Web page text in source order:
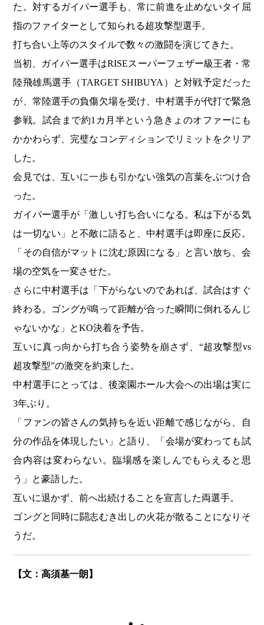
た。対するガイパー選手も、常に前進を止めないタイ屈
指のファイターとして知られる超攻撃型選手。
打ち合い上等のスタイルで数々の激闘を演じてきた。
当初、ガイパー選手はRISEスーパーフェザー級王者・常
陸飛雄馬選手（TARGET SHIBUYA）と対戦予定だった
が、常陸選手の負傷欠場を受け、中村選手が代打で緊急
参戦。試合まで約1カ月半という急きょのオファーにも
かかわらず、完璧なコンディションでリミットをクリア
した。
会見では、互いに一歩も引かない強気の言葉をぶつけ合
った。
ガイパー選手が「激しい打ち合いになる。私は下がる気
は一切ない」と不敵に語ると、中村選手は即座に反応。
「その自信がマットに沈む原因になる」と言い放ち、会
場の空気を一変させた。
さらに中村選手は「下がらないのであれば、試合はすぐ
終わる。ゴングが鳴って距離が合った瞬間に倒れるんじ
ゃないかな」とKO決着を予告。
互いに真っ向から打ち合う姿勢を崩さず、“超攻撃型vs
超攻撃型”の激突を約束した。
中村選手にとっては、後楽園ホール大会への出場は実に
3年ぶり。
「ファンの皆さんの気持ちを近い距離で感じながら、自
分の作品を体現したい」と語り、「会場が変わっても試
合内容は変わらない。臨場感を楽しんでもらえると思
う」と豪語した。
互いに退かず、前へ出続けることを宣言した両選手。
ゴングと同時に闘志むき出しの火花が散ることになりそ
うだ。
【文：高須基一朗】